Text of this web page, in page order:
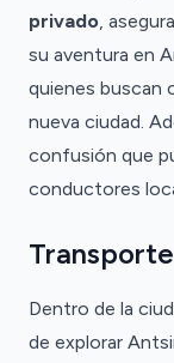
privado,
su aventura en
quienes buscan
nueva ciudad.
confusión que
conductores
Dentro de la
de explorar